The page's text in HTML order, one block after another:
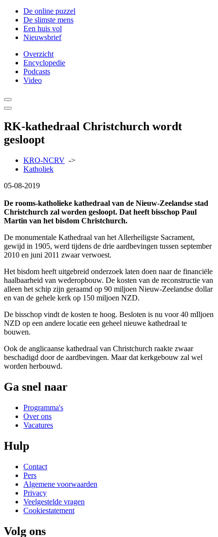
De online puzzel
De slimste mens
Een huis vol
Nieuwsbrief
Overzicht
Encyclopedie
Podcasts
Video
RK-kathedraal Christchurch wordt
gesloopt
KRO-NCRV ->
Katholiek
05-08-2019
De rooms-katholieke kathedraal van de Nieuw-Zeelandse stad
Christchurch zal worden gesloopt. Dat heeft bisschop Paul
Martin van het bisdom Christchurch.
De monumentale Kathedraal van het Allerheiligste Sacrament,
gewijd in 1905, werd tijdens de drie aardbevingen tussen september
2010 en juni 2011 zwaar verwoest.
Het bisdom heeft uitgebreid onderzoek laten doen naar de financiële
haalbaarheid van wederopbouw. De kosten van de reconstructie van
alleen het schip zijn geraamd op 90 miljoen Nieuw-Zeelandse dollar
en van de gehele kerk op 150 miljoen NZD.
De bisschop vindt de kosten te hoog. Besloten is nu voor 40 mIljoen
NZD op een andere locatie een geheel nieuwe kathedraal te
bouwen.
Ook de anglicaanse kathedraal van Christchurch raakte zwaar
beschadigd door de aardbevingen. Maar dat kerkgebouw zal wel
worden herbouwd.
Ga snel naar
Programma's
Over ons
Vacatures
Hulp
Contact
Pers
Algemene voorwaarden
Privacy
Veelgestelde vragen
Cookiestatement
Volg ons